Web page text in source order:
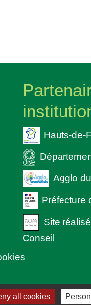
Hauts-de-
Agglo
Préfecture
Site
Conseil
all cookies